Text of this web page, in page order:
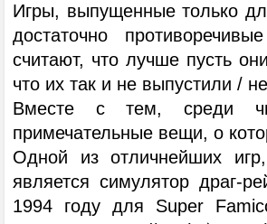
Игры, выпущенные только
достаточно
считают, что лучше пусть
что их так и не выпустили /
Вместе с тем, среди
примечательные вещи, о
Одной из отличнейших
является симулятор драг-
1994 году для Super